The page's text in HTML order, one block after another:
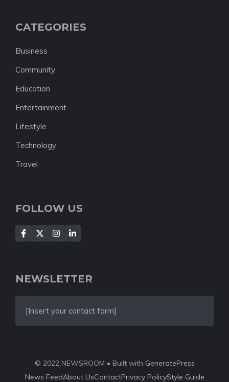
CATEGORIES
Business
Community
Education
Entertainment
Lifestyle
Technology
Travel
FOLLOW US
NEWSLETTER
[Insert your contact form]
© 2022 NEWSROOM • Built with GeneratePress
News FeedAbout UsContactPrivacy PolicyStyle Guide